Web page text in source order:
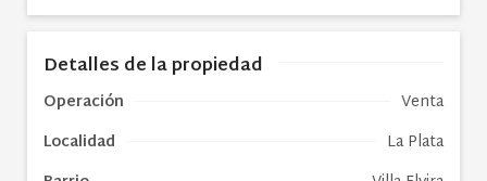
Detalles de la propiedad
Operación
Venta
Localidad
La Plata